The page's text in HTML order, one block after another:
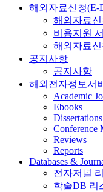
해외자료신청(E-
해외자료
비용지원
해외자료
공지사항
공지사항
해외전자정보서
Academic
Ebooks
Dissertations
Conference
Reviews
Reports
Databases &
전자저널
학술DB 리